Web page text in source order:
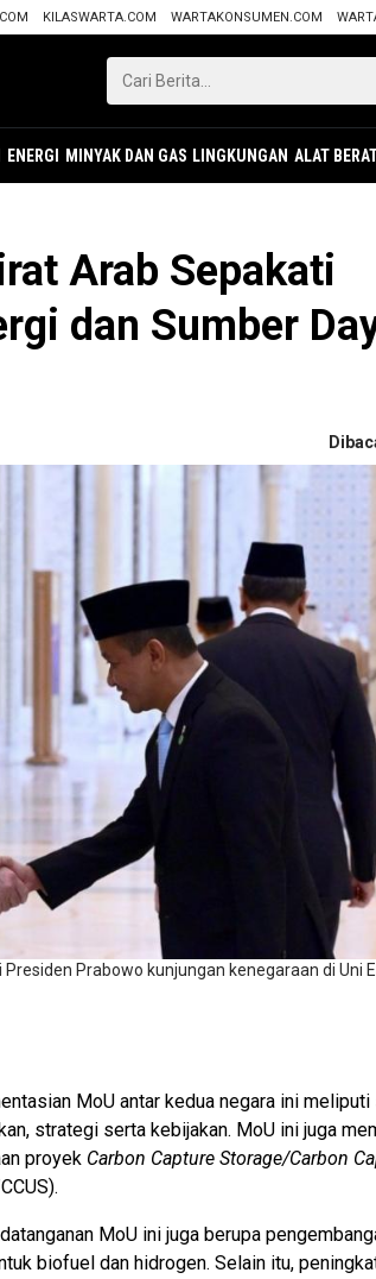
KILASWARTA.COM WARTAKONSUMEN.COM
ENERGI MINYAK DAN GAS LINGKUNGAN ALAT
Arab Sepakati
dan Sumber
Prabowo kunjungan kenegaraan di Uni
MoU antar kedua negara ini meliputi
strategi serta kebijakan. MoU ini juga
proyek Carbon Capture Storage/Carbon
MoU ini juga berupa
biofuel dan hidrogen. Selain itu,